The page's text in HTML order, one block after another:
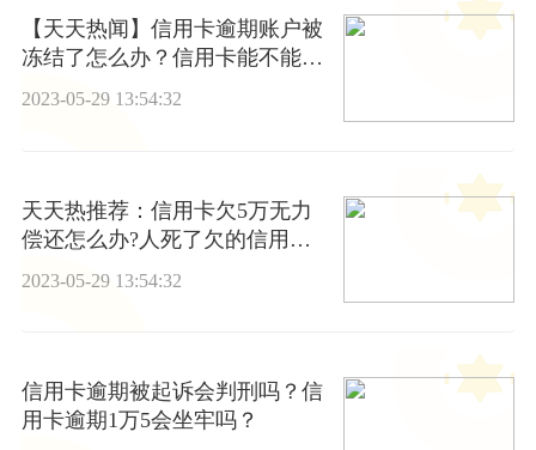
【天天热闻】信用卡逾期账户被
冻结了怎么办？信用卡能不能停
息挂账？
2023-05-29 13:54:32
天天热推荐：信用卡欠5万无力
偿还怎么办?人死了欠的信用卡
2023-05-29 13:54:32
信用卡逾期被起诉会判刑吗？信
用卡逾期1万5会坐牢吗？